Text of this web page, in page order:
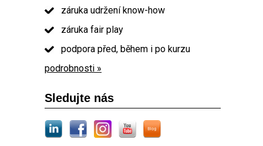
záruka udržení know-how
záruka fair play
podpora před, během i po kurzu
podrobnosti »
Sledujte nás